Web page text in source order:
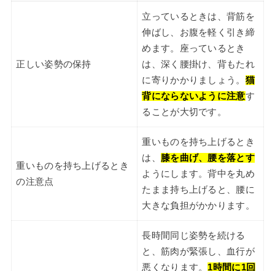
正しい姿勢の保持
立っているときは、背筋を
伸ばし、お腹を軽く引き締
めます。座っているとき
は、深く腰掛け、背もたれ
に寄りかかりましょう。 猫
背にならないように注意す
ることが大切です。
重いものを持ち上げるとき
の注意点
重いものを持ち上げるとき
は、 膝を曲げ、腰を落とす
ようにします。背中を丸め
たまま持ち上げると、腰に
大きな負担がかかります。
長時間同じ姿勢を続ける
と、筋肉が緊張し、血行が
悪くなります。 1時間に1回